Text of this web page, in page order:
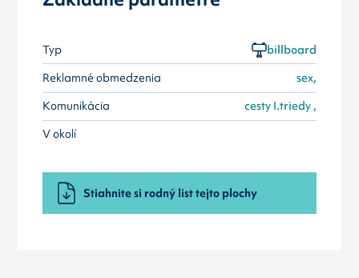
Typ
billboard
Reklamné obmedzenia
sex,
Komunikácia
cesty I.triedy ,
V okolí
Stiahnite si rodný list tejto plochy